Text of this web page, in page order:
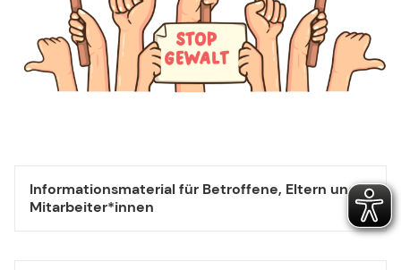
Informationsmaterial für Betroffene, Eltern und
Mitarbeiter*innen